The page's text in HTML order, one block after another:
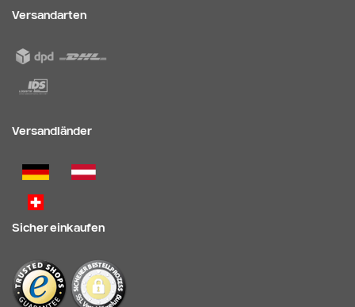
Versandarten
Versandländer
Sicher einkaufen